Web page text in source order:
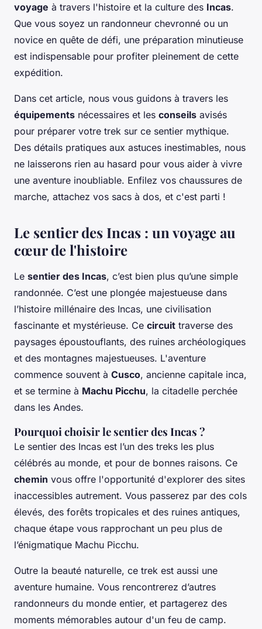
voyage à travers l'histoire et la culture des Incas.
Que vous soyez un randonneur chevronné ou un
novice en quête de défi, une préparation minutieuse
est indispensable pour profiter pleinement de cette
expédition.
Dans cet article, nous vous guidons à travers les
équipements nécessaires et les conseils avisés
pour préparer votre trek sur ce sentier mythique.
Des détails pratiques aux astuces inestimables, nous
ne laisserons rien au hasard pour vous aider à vivre
une aventure inoubliable. Enfilez vos chaussures de
marche, attachez vos sacs à dos, et c'est parti !
Le sentier des Incas : un voyage au
cœur de l'histoire
Le sentier des Incas, c’est bien plus qu’une simple
randonnée. C’est une plongée majestueuse dans
l’histoire millénaire des Incas, une civilisation
fascinante et mystérieuse. Ce circuit traverse des
paysages époustouflants, des ruines archéologiques
et des montagnes majestueuses. L'aventure
commence souvent à Cusco, ancienne capitale inca,
et se termine à Machu Picchu, la citadelle perchée
dans les Andes.
Pourquoi choisir le sentier des Incas ?
Le sentier des Incas est l’un des treks les plus
célébrés au monde, et pour de bonnes raisons. Ce
chemin vous offre l'opportunité d'explorer des sites
inaccessibles autrement. Vous passerez par des cols
élevés, des forêts tropicales et des ruines antiques,
chaque étape vous rapprochant un peu plus de
l’énigmatique Machu Picchu.
Outre la beauté naturelle, ce trek est aussi une
aventure humaine. Vous rencontrerez d’autres
randonneurs du monde entier, et partagerez des
moments mémorables autour d'un feu de camp.